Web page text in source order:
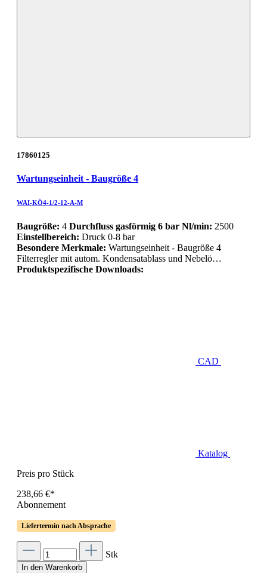
17860125
Wartungseinheit - Baugröße 4
WAI-KÖ4-1/2-12-A-M
Baugröße: 4 Durchfluss gasförmig 6 bar Nl/min: 2500
Einstellbereich: Druck 0-8 bar
Besondere Merkmale: Wartungseinheit - Baugröße 4
Filterregler mit autom. Kondensatablass und Nebelö…
Produktspezifische Downloads:
CAD
Katalog
Preis pro Stück
238,66 €*
Abonnement
Liefertermin nach Absprache
Stk
In den Warenkorb